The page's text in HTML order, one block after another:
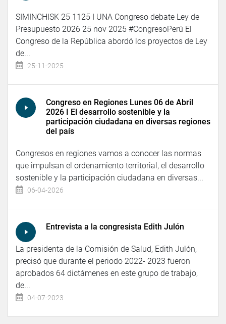
SIMINCHISK 25 1125 I UNA Congreso debate Ley de
Presupuesto 2026 25 nov 2025 #CongresoPerú El
Congreso de la República abordó los proyectos de Ley
de...
25-11-2025
Congreso en Regiones Lunes 06 de Abril
2026 I El desarrollo sostenible y la
participación ciudadana en diversas regiones
del país
Congresos en regiones vamos a conocer las normas
que impulsan el ordenamiento territorial, el desarrollo
sostenible y la participación ciudadana en diversas...
06-04-2026
Entrevista a la congresista Edith Julón
La presidenta de la Comisión de Salud, Edith Julón,
precisó que durante el periodo 2022- 2023 fueron
aprobados 64 dictámenes en este grupo de trabajo,
de...
04-07-2023